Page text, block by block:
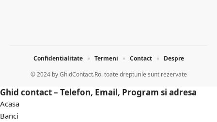
© 2024 byGhidContact.Ro. toate drepturile sunt rezervate
Confidentialitate Termeni Contact Despre
Ghid contact – Telefon, Email, Program si adresa
Acasa
Banci